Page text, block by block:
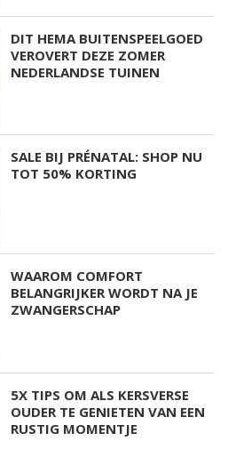
DIT HEMA BUITENSPEELGOED
VEROVERT DEZE ZOMER
NEDERLANDSE TUINEN
SALE BIJ PRÉNATAL: SHOP NU
TOT 50% KORTING
WAAROM COMFORT
BELANGRIJKER WORDT NA JE
ZWANGERSCHAP
5X TIPS OM ALS KERSVERSE
OUDER TE GENIETEN VAN EEN
RUSTIG MOMENTJE